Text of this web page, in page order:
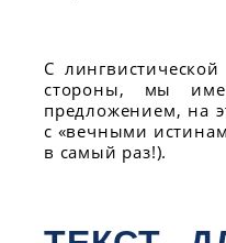
С
стороны, мы
предложением, на
с «вечными
в самый раз!).